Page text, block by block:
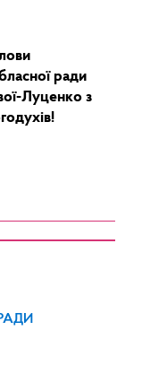
ради
Луценко з